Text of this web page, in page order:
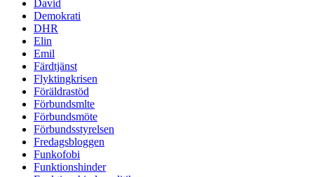
David
Demokrati
DHR
Elin
Emil
Färdtjänst
Flyktingkrisen
Föräldrastöd
Förbundsmlte
Förbundsmöte
Förbundsstyrelsen
Fredagsbloggen
Funkofobi
Funktionshinder